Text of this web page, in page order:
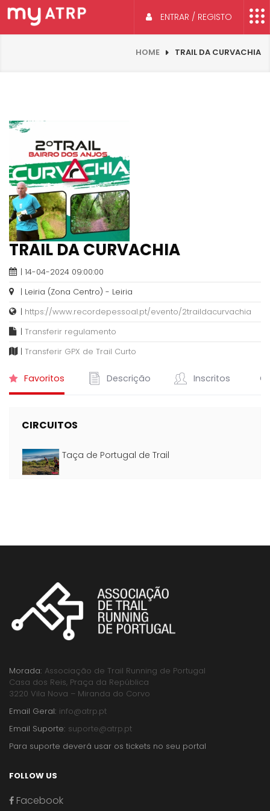
ENTRAR / REGISTO
HOME TRAIL DA CURVACHIA
TRAIL DA CURVACHIA
| 14-04-2024 09:00:00
| Leiria (Zona Centro) - Leiria
| https://www.recordepessoal.pt/evento/2traildacurvachia
| Transferir regulamento
| Transferir GPX de Trail Curto
Favoritos Descrição Inscritos
CIRCUITOS
Taça de Portugal de Trail
Morada: Associação de Trail Running de Portugal
Casa dos Reis, Praça da República
3220 Vila Nova – Miranda do Corvo
Email Geral: info@atrp.pt
Email Suporte: suporte@atrp.pt
Para suporte deverá usar os tickets no seu portal
FOLLOW US
Facebook